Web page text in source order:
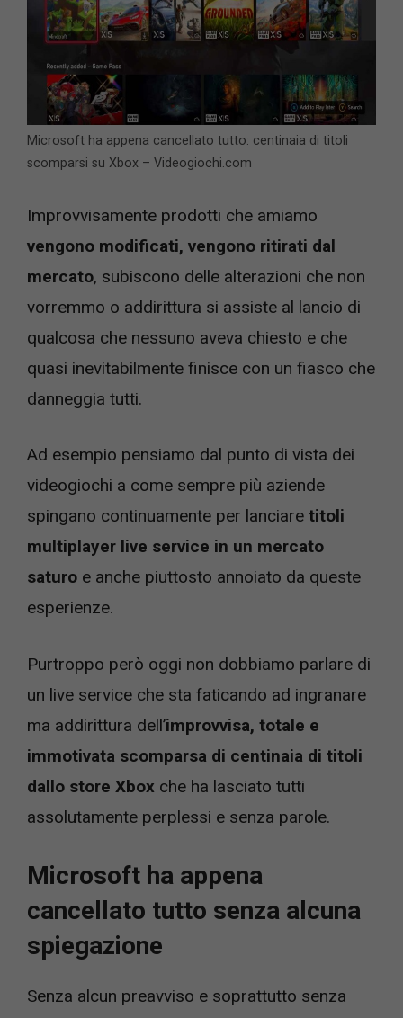
Microsoft ha appena cancellato tutto: centinaia di titoli
scomparsi su Xbox – Videogiochi.com
Improvvisamente prodotti che amiamo
vengono modificati, vengono ritirati dal
mercato, subiscono delle alterazioni che non
vorremmo o addirittura si assiste al lancio di
qualcosa che nessuno aveva chiesto e che
quasi inevitabilmente finisce con un fiasco che
danneggia tutti.
Ad esempio pensiamo dal punto di vista dei
videogiochi a come sempre più aziende
spingano continuamente per lanciare titoli
multiplayer live service in un mercato
saturo e anche piuttosto annoiato da queste
esperienze.
Purtroppo però oggi non dobbiamo parlare di
un live service che sta faticando ad ingranare
ma addirittura dell’improvvisa, totale e
immotivata scomparsa di centinaia di titoli
dallo store Xbox che ha lasciato tutti
assolutamente perplessi e senza parole.
Microsoft ha appena
cancellato tutto senza alcuna
spiegazione
Senza alcun preavviso e soprattutto senza